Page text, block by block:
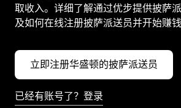
取收入。详细了解通过优步提供披萨
及如何在线注册披萨派送员并开始赚钱
立即注册华盛顿的披萨派送员
已经有账号了？登录